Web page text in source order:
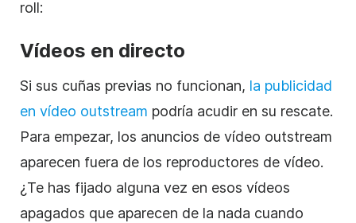
roll:
Vídeos en directo
Si sus cuñas previas no funcionan, la publicidad
en vídeo outstream podría acudir en su rescate.
Para empezar, los anuncios de vídeo outstream
aparecen fuera de los reproductores de vídeo.
¿Te has fijado alguna vez en esos vídeos
apagados que aparecen de la nada cuando